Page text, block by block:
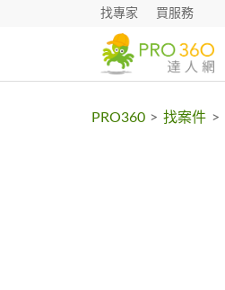
找專家 買服務
PRO360 > 找案件 >